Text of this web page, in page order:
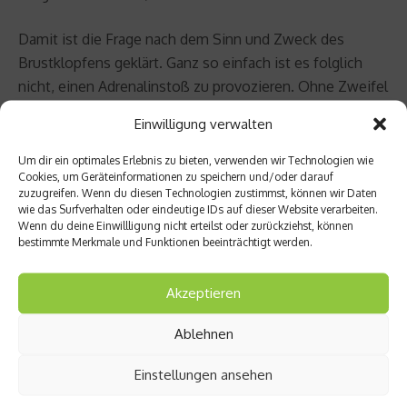
Einwilligung verwalten
Um dir ein optimales Erlebnis zu bieten, verwenden wir Technologien wie
Cookies, um Geräteinformationen zu speichern und/oder darauf
zuzugreifen. Wenn du diesen Technologien zustimmst, können wir Daten
wie das Surfverhalten oder eindeutige IDs auf dieser Website verarbeiten.
Wenn du deine Einwillligung nicht erteilst oder zurückziehst, können
bestimmte Merkmale und Funktionen beeinträchtigt werden.
Akzeptieren
Ablehnen
Einstellungen ansehen
Damit ist die Frage nach dem Sinn und Zweck des
Brustklopfens geklärt. Ganz so einfach ist es folglich
nicht, einen Adrenalinstoß zu provozieren. Ohne Zweifel
wohl den größten Adrenalinausstoß unter den alpinen
Rennfahrern. Ihr schlimmer Sturz in der schweren
Damenabfahrt, bei dem sie 60 Meter durch die Luft flog,
dürfte wohl für eine gehörige Ausschüttung des
Stresshormons Adrenalin gesorgt haben.
Zur Person
Professor Dr. Martin Halle ist Leiter des Zentrums für
an der Technischen Universität München. Er ist Facharzt